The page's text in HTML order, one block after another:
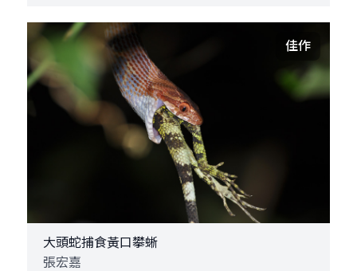
佳作
大頭蛇捕食黃口攀蜥
張宏嘉